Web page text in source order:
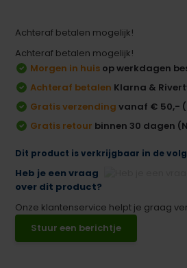
Achteraf betalen mogelijk!
Achteraf betalen mogelijk!
Morgen in huis op werkdagen
Achteraf betalen Klarna &
Gratis verzending vanaf € 50,-
Gratis retour binnen 30 dagen
Dit product is verkrijgbaar in de
Heb je een vraag
over dit product?
Onze klantenservice helpt je graag
Stuur een berichtje